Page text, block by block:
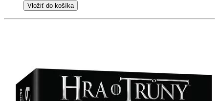
Vložiť do košíka